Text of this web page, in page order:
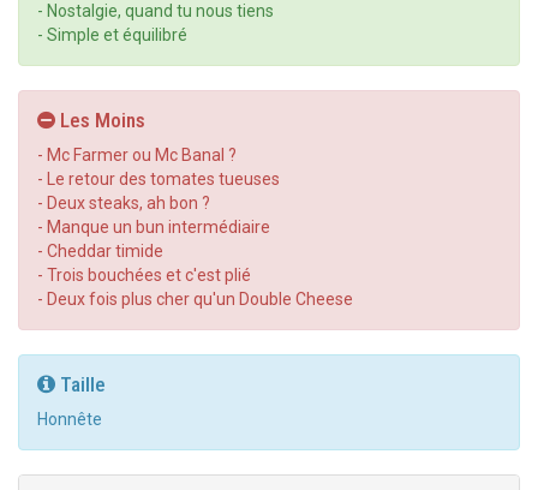
- Nostalgie, quand tu nous tiens
- Simple et équilibré
Les Moins
- Mc Farmer ou Mc Banal ?
- Le retour des tomates tueuses
- Deux steaks, ah bon ?
- Manque un bun intermédiaire
- Cheddar timide
- Trois bouchées et c'est plié
- Deux fois plus cher qu'un Double Cheese
Taille
Honnête